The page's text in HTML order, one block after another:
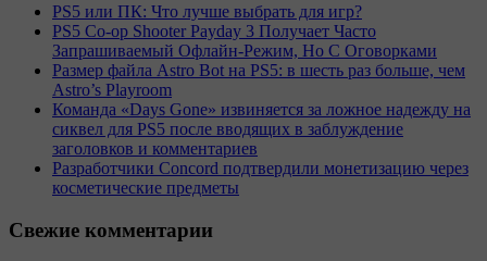
PS5 или ПК: Что лучше выбрать для игр?
PS5 Co-op Shooter Payday 3 Получает Часто
Запрашиваемый Офлайн-Режим, Но С Оговорками
Размер файла Astro Bot на PS5: в шесть раз больше, чем
Astro’s Playroom
Команда «Days Gone» извиняется за ложное надежду на
сиквел для PS5 после вводящих в заблуждение
заголовков и комментариев
Разработчики Concord подтвердили монетизацию через
косметические предметы
Свежие комментарии